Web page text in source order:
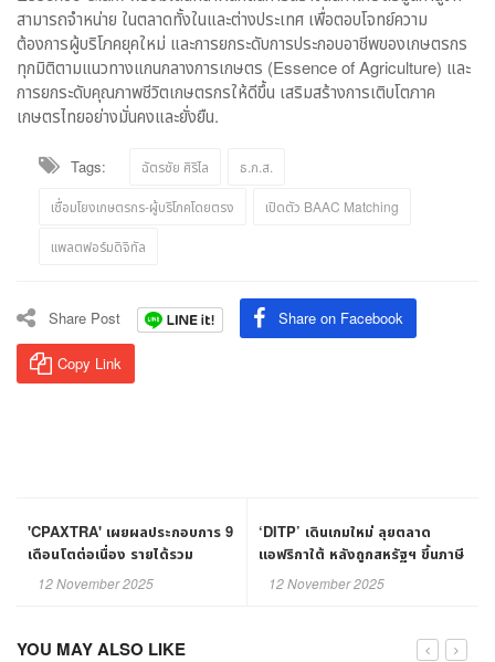
สามารถจำหน่าย ในตลาดทั้งในและต่างประเทศ เพื่อตอบโจทย์ความ
ต้องการผู้บริโภคยุคใหม่ และการยกระดับการประกอบอาชีพของเกษตรกร
ทุกมิติตามแนวทางแกนกลางการเกษตร (Essence of Agriculture) และ
การยกระดับคุณภาพชีวิตเกษตรกรให้ดีขึ้น เสริมสร้างการเติบโตภาค
เกษตรไทยอย่างมั่นคงและยั่งยืน.
Tags: ฉัตรชัย ศิริไล ธ.ก.ส.
เชื่อมโยงเกษตรกร-ผู้บริโภคโดยตรง เปิดตัว BAAC Matching
แพลตฟอร์มดิจิทัล
Share Post Share on Facebook
Copy Link
'CPAXTRA' เผยผลประกอบการ 9
เดือนโตต่อเนื่อง รายได้รวม
386,050 ลบ.
12 November 2025
‘DITP’ เดินเกมใหม่ ลุยตลาด
แอฟริกาใต้ หลังถูกสหรัฐฯ ขึ้นภาษี
หันจับมืออาเซียนขยายการค้า
12 November 2025
YOU MAY ALSO LIKE